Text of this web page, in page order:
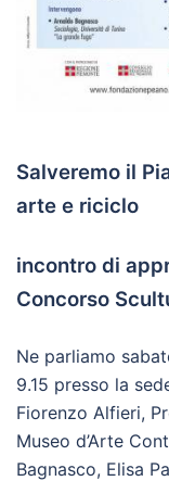
Salveremo il
arte e riciclo
incontro di
Concorso
Ne parliamo
9.15 presso la
Fiorenzo Alfieri,
Museo d’Arte
Bagnasco, Elisa